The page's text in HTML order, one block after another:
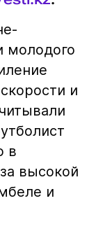
молодого
и
в
высокой
и